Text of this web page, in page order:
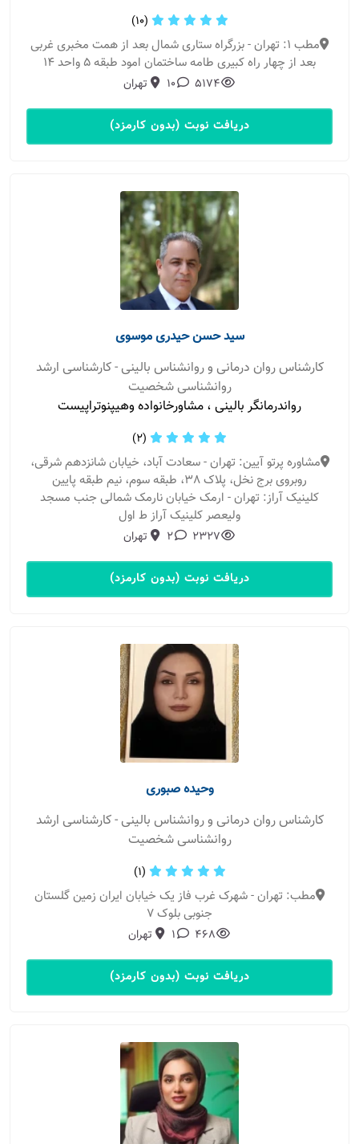
(10)
مطب 1: تهران - بزرگراه ستاری شمال بعد از همت مخبری غربی
بعد از چهار راه کبیری طامه ساختمان امود طبقه ۵ واحد ۱۴
5174
10 تهران
دریافت نوبت (بدون کارمزد)
سید حسن حیدری موسوی
کارشناس روان درمانی و روانشناس بالینی - کارشناسی ارشد
روانشناسی شخصیت
رواندرمانگر بالینی ، مشاورخانواده وهیپنوتراپیست
(2)
مشاوره پرتو آیین: تهران - سعادت آباد، خیابان شانزدهم شرقی،
روبروی برج نخل، پلاک 38، طبقه سوم، نیم طبقه پایین
کلینیک آراز: تهران - ارمک خیابان نارمک شمالی جنب مسجد
ولیعصر کلینیک آراز ط اول
2327
2 تهران
دریافت نوبت (بدون کارمزد)
وحیده صبوری
کارشناس روان درمانی و روانشناس بالینی - کارشناسی ارشد
روانشناسی شخصیت
(1)
مطب: تهران - شهرک غرب فاز یک خیابان ایران زمین گلستان
جنوبی بلوک 7
468
1 تهران
دریافت نوبت (بدون کارمزد)